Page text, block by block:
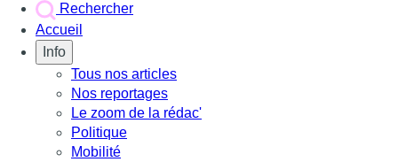
Rechercher
Accueil
Info
Tous nos articles
Nos reportages
Le zoom de la rédac'
Politique
Mobilité